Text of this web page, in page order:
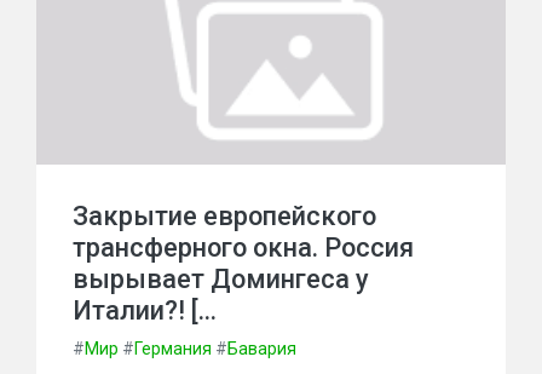
Закрытие европейского
трансферного окна. Россия
вырывает Домингеса у
Италии?! […
#Мир #Германия #Бавария